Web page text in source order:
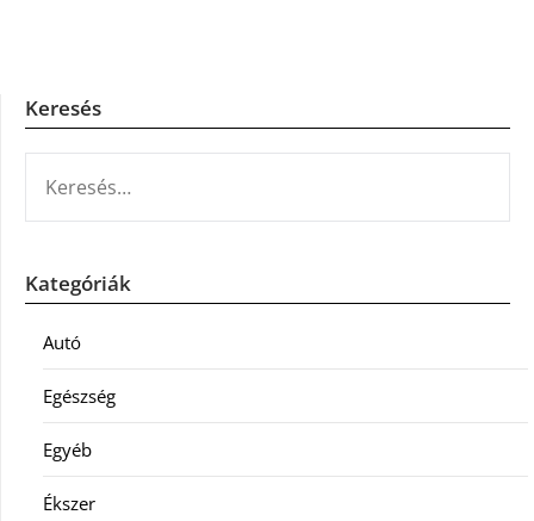
Keresés
Kategóriák
Autó
Egészség
Egyéb
Ékszer